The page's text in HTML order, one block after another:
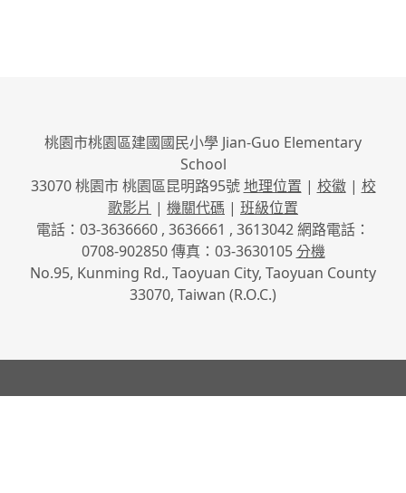
桃園市桃園區建國國民小學 Jian-Guo Elementary
School
33070 桃園市 桃園區昆明路95號地理位置 | 校徽| 校
歌影片 | 機關代碼 | 班級位置
電話：03-3636660 , 3636661 , 3613042 網路電話：
0708-902850 傳真：03-3630105分機
No.95, Kunming Rd., Taoyuan City, Taoyuan County
33070, Taiwan (R.O.C.)